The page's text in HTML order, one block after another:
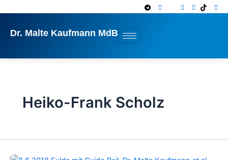
springen
Dr. Malte Kaufmann MdB
Heiko-Frank Scholz